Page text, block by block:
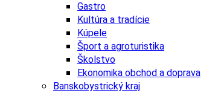
Gastro
Kultúra a tradície
Kúpele
Šport a agroturistika
Školstvo
Ekonomika obchod a doprava
Banskobystrický kraj